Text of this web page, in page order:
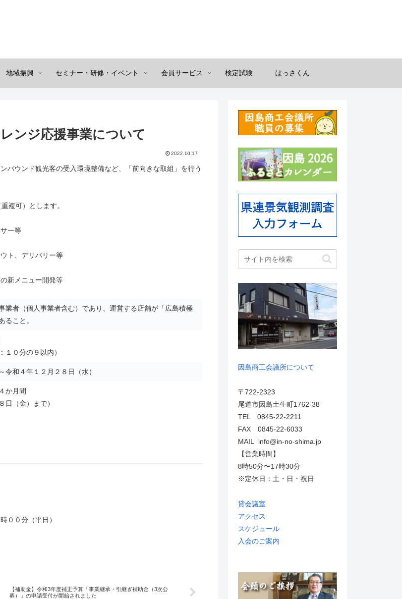
地域振興 セミナー・研修・イベント 会員サービス 検定試験 はっさくん
ンジ応援事業について
2022.10.17
バウンド観光客の受入環境整備など、「前向きな取組」を行う
複可）とします。
ー等
、デリバリー等
メニュー開発等
業者（個人事業者含む）であり、運営する店舗が「広島積極
ること。
１０分の９以内）
令和４年１２月２８日（水）
か月間
日（金）まで）
００分（平日）
【補助金】令和3年度補正予算「事業継承・引継ぎ補助金（3次公
募）」の申請受付が開始されました
因島商工会議所について
〒722-2323
尾道市因島土生町1762-38
TEL 0845-22-2211
FAX 0845-22-6033
MAIL info@in-no-shima.jp
【営業時間】
8時50分〜17時30分
※定休日：土・日・祝日
貸会議室
アクセス
スケジュール
入会のご案内